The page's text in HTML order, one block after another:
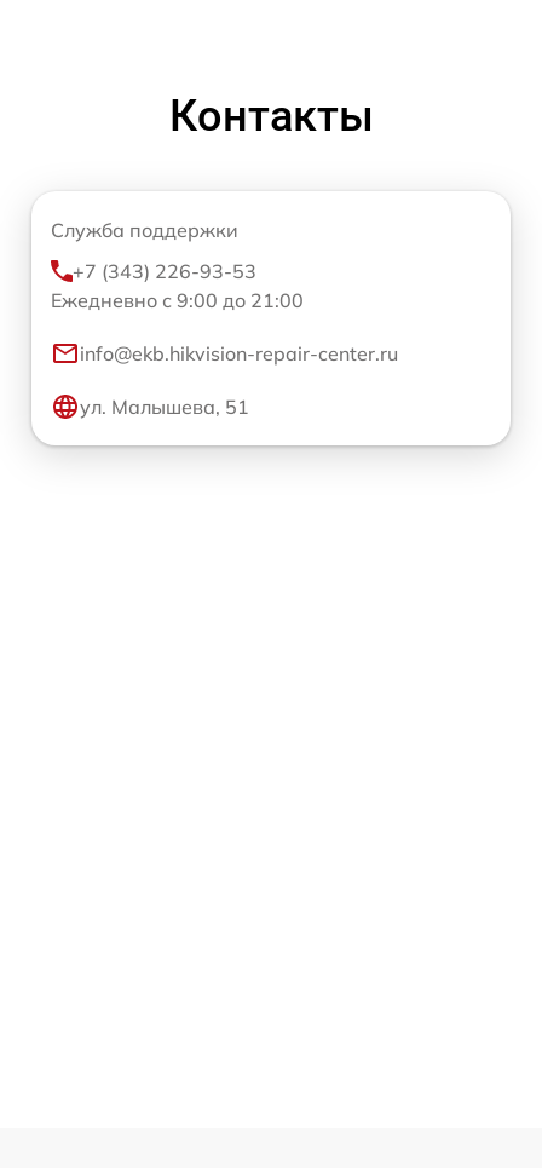
Контакты
Служба поддержки
+7 (343) 226-93-53
Ежедневно с 9:00 до 21:00
info@ekb.hikvision-repair-center.ru
ул. Малышева, 51